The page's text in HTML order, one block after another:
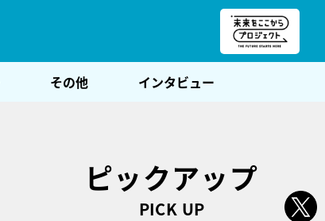
その他 インタビュー
ピックアップ
PICK UP